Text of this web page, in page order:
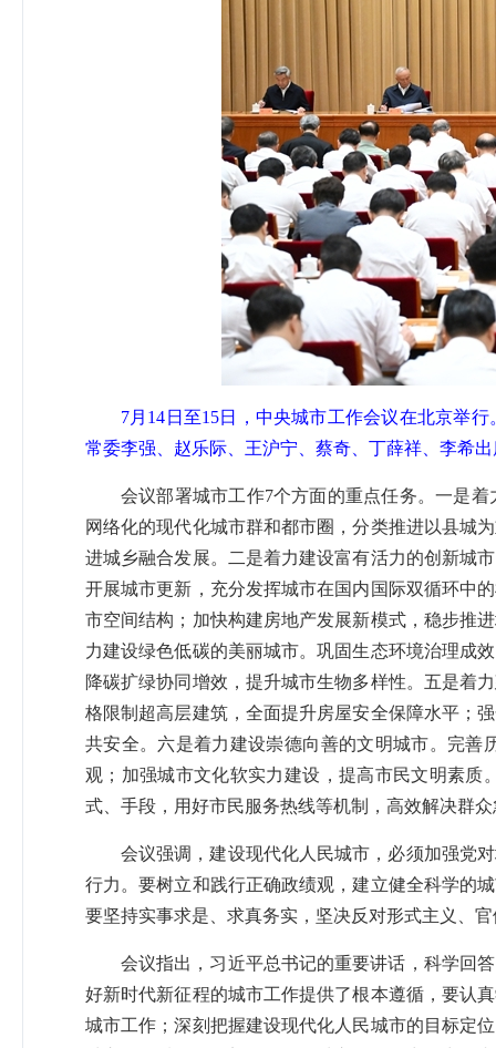
7月14日至15日，中央城市工作会议在北京举
常委李强、赵乐际、王沪宁、蔡奇、丁薛祥、李希
会议部署城市工作7个方面的重点任务。一是
网络化的现代化城市群和都市圈，分类推进以县城
进城乡融合发展。二是着力建设富有活力的创新城
开展城市更新，充分发挥城市在国内国际双循环中
市空间结构；加快构建房地产发展新模式，稳步推
力建设绿色低碳的美丽城市。巩固生态环境治理成
降碳扩绿协同增效，提升城市生物多样性。五是着
格限制超高层建筑，全面提升房屋安全保障水平；
共安全。六是着力建设崇德向善的文明城市。完善
观；加强城市文化软实力建设，提高市民文明素质
式、手段，用好市民服务热线等机制，高效解决群
会议强调，建设现代化人民城市，必须加强党
行力。要树立和践行正确政绩观，建立健全科学的
要坚持实事求是、求真务实，坚决反对形式主义、
会议指出，习近平总书记的重要讲话，科学回
好新时代新征程的城市工作提供了根本遵循，要认
城市工作；深刻把握建设现代化人民城市的目标定